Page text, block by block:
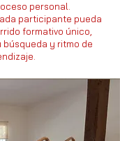
personal.
participante pueda
formativo único,
y ritmo de